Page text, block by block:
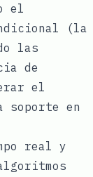
el
(la
las
de
el
soporte en
real y